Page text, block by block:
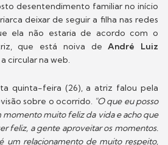
desentendimento familiar no início
deixar de seguir a filha nas redes
ela não estaria de acordo com o
que está noiva de André Luiz
circular na web.
quinta-feira (26), a atriz falou pela
sobre o ocorrido."O que eu posso
momento muito feliz da vida e acho que
feliz, a gente aproveitar os momentos.
um relacionamento de muito respeito,